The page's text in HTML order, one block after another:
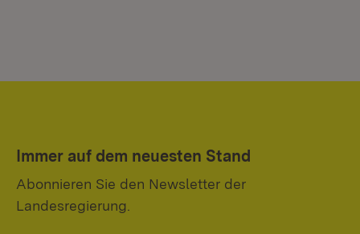
Immer auf dem neuesten Stand
Abonnieren Sie den Newsletter der
Landesregierung.